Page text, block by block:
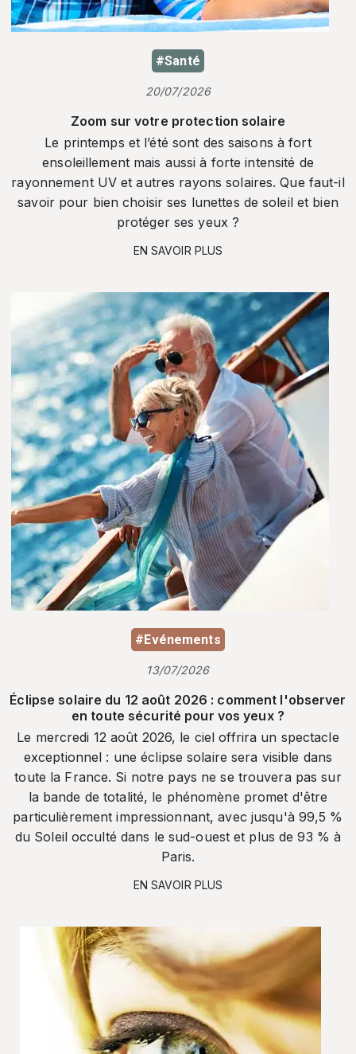
#Santé
20/07/2026
Zoom sur votre protection solaire
Le printemps et l’été sont des saisons à fort
ensoleillement mais aussi à forte intensité de
rayonnement UV et autres rayons solaires. Que faut-il
savoir pour bien choisir ses lunettes de soleil et bien
protéger ses yeux ?
EN SAVOIR PLUS
#Evénements
13/07/2026
Éclipse solaire du 12 août 2026 : comment l'observer
en toute sécurité pour vos yeux ?
Le mercredi 12 août 2026, le ciel offrira un spectacle
exceptionnel : une éclipse solaire sera visible dans
toute la France. Si notre pays ne se trouvera pas sur
la bande de totalité, le phénomène promet d'être
particulièrement impressionnant, avec jusqu'à 99,5 %
du Soleil occulté dans le sud-ouest et plus de 93 % à
Paris.
EN SAVOIR PLUS